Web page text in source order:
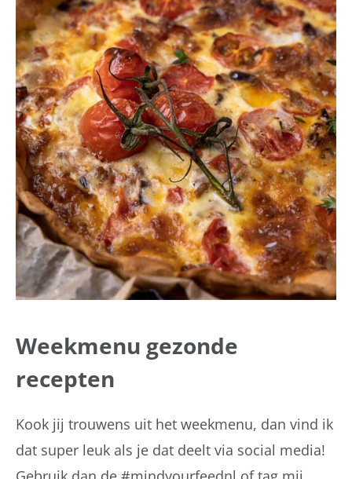
Weekmenu gezonde
recepten
Kook jij trouwens uit het weekmenu, dan vind ik
dat super leuk als je dat deelt via social media!